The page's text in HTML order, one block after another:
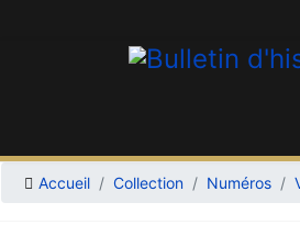
Accueil Collection Numéros